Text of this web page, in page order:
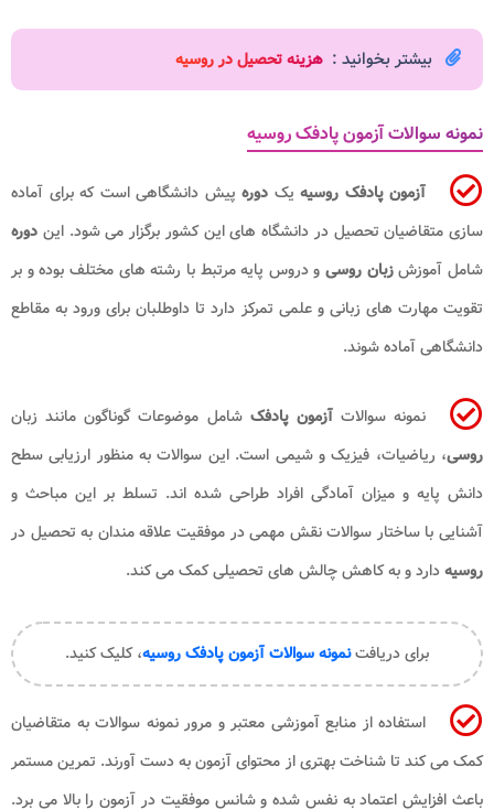
بیشتر بخوانید : هزینه تحصیل در روسیه
نمونه سوالات آزمون پادفک روسیه
آزمون پادفک روسیه یک دوره پیش دانشگاهی است که برای آماده
سازی متقاضیان تحصیل در دانشگاه های این کشور برگزار می شود. این دوره
شامل آموزشزبان روسیو دروس پایه مرتبط با رشته های مختلف بوده و بر
تقویت مهارت های زبانی و علمی تمرکز دارد تا داوطلبان برای ورود به مقاطع
دانشگاهی آماده شوند.
نمونه سوالات آزمون پادفکشامل موضوعات گوناگون مانند زبان
روسی، ریاضیات، فیزیک و شیمی است. این سوالات به منظور ارزیابی سطح
دانش پایه و میزان آمادگی افراد طراحی شده اند. تسلط بر این مباحث و
آشنایی با ساختار سوالات نقش مهمی در موفقیت علاقه مندان به تحصیل در
روسیهدارد و به کاهش چالش های تحصیلی کمک می کند.
برای دریافتنمونه سوالات آزمون پادفک روسیه، کلیک کنید.
استفاده از منابع آموزشی معتبر و مرور نمونه سوالات به متقاضیان
کمک می کند تا شناخت بهتری از محتوای آزمون به دست آورند. تمرین مستمر
باعث افزایش اعتماد به نفس شده و شانس موفقیت در آزمون را بالا می برد.